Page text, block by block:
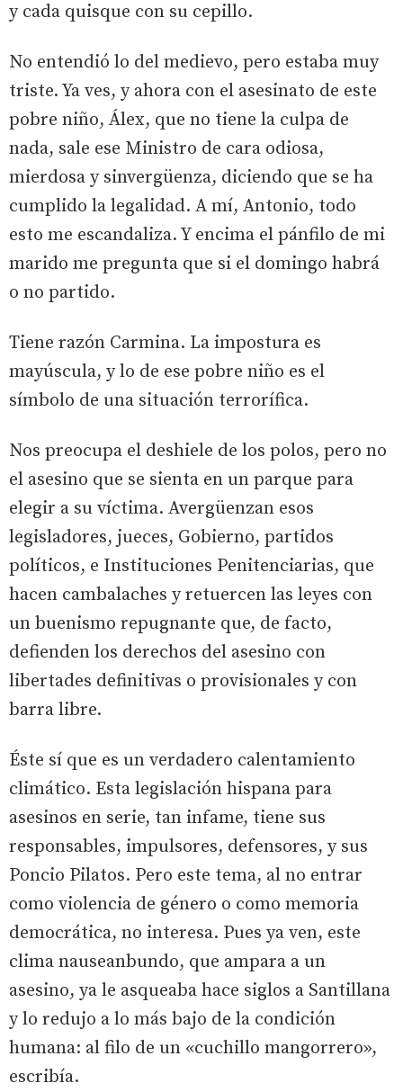
y cada quisque con su cepillo.
No entendió lo del medievo, pero estaba muy
triste. Ya ves, y ahora con el asesinato de este
pobre niño, Álex, que no tiene la culpa de
nada, sale ese Ministro de cara odiosa,
mierdosa y sinvergüenza, diciendo que se ha
cumplido la legalidad. A mí, Antonio, todo
esto me escandaliza. Y encima el pánfilo de mi
marido me pregunta que si el domingo habrá
o no partido.
Tiene razón Carmina. La impostura es
mayúscula, y lo de ese pobre niño es el
símbolo de una situación terrorífica.
Nos preocupa el deshiele de los polos, pero no
el asesino que se sienta en un parque para
elegir a su víctima. Avergüenzan esos
legisladores, jueces, Gobierno, partidos
políticos, e Instituciones Penitenciarias, que
hacen cambalaches y retuercen las leyes con
un buenismo repugnante que, de facto,
defienden los derechos del asesino con
libertades definitivas o provisionales y con
barra libre.
Éste sí que es un verdadero calentamiento
climático. Esta legislación hispana para
asesinos en serie, tan infame, tiene sus
responsables, impulsores, defensores, y sus
Poncio Pilatos. Pero este tema, al no entrar
como violencia de género o como memoria
democrática, no interesa. Pues ya ven, este
clima nauseanbundo, que ampara a un
asesino, ya le asqueaba hace siglos a Santillana
y lo redujo a lo más bajo de la condición
humana: al filo de un «cuchillo mangorrero»,
escribía.